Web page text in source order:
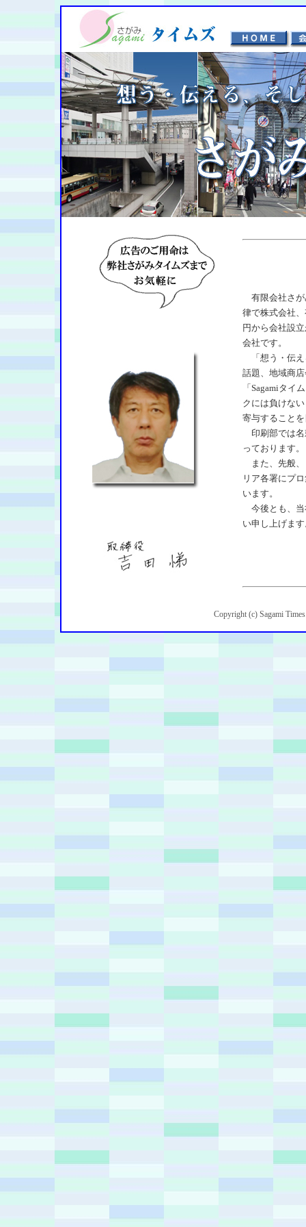
有限会社さが
律で株式会社
円から会社設
会社です。
「想う・伝え
話題、地域商
「Sagamiタイ
クには負けな
寄与すること
印刷部では名
っております。
また、先般、
リア各署にプ
います。
今後とも、当
い申し上げま
Copyright (c) Sagami